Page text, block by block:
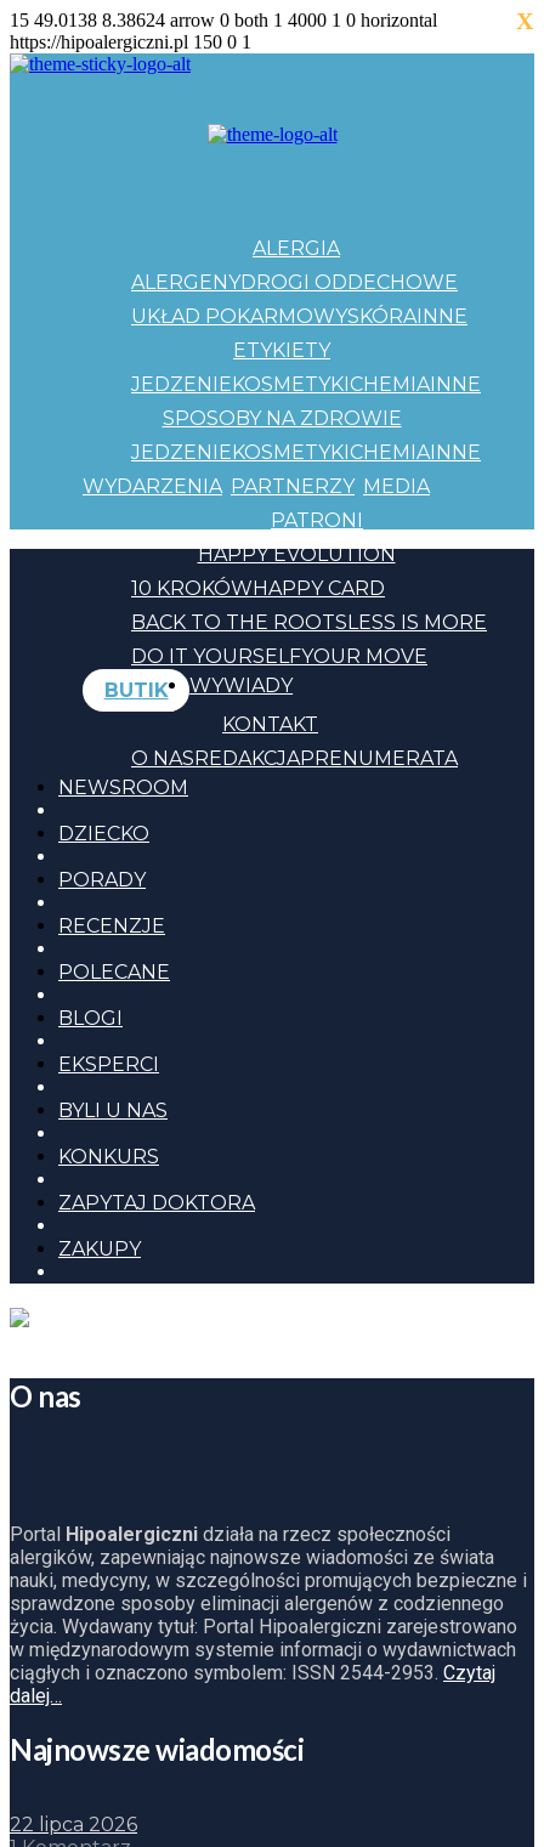
15 49.0138 8.38624 arrow 0 both 1 4000 1 0 horizontal
https://hipoalergiczni.pl 150 0 1
ALERGIA
ALERGENYDROGI ODDECHOWE
UKŁAD POKARMOWYSKÓRAINNE
ETYKIETY
JEDZENIEKOSMETYKICHEMIAINNE
SPOSOBY NA ZDROWIE
JEDZENIEKOSMETYKICHEMIAINNE
WYDARZENIA PARTNERZY
PATRONI
MEDIA
HAPPY EVOLUTION
10 KROKÓWHAPPY CARD
BACK TO THE ROOTSLESS IS MORE
DO IT YOURSELFYOUR MOVE
BUTIK
KONTAKT
O NASREDAKCJAPRENUMERATA
WYWIADY
NEWSROOM
DZIECKO
PORADY
RECENZJE
POLECANE
BLOGI
EKSPERCI
BYLI U NAS
KONKURS
ZAPYTAJ DOKTORA
ZAKUPY
O nas
Portal Hipoalergiczni działa na rzecz społeczności
alergików, zapewniając najnowsze wiadomości ze świata
nauki, medycyny, w szczególności promujących bezpieczne i
sprawdzone sposoby eliminacji alergenów z codziennego
życia. Wydawany tytuł: Portal Hipoalergiczni zarejestrowano
w międzynarodowym systemie informacji o wydawnictwach
ciągłych i oznaczono symbolem: ISSN 2544-2953. Czytaj
dalej…
Najnowsze wiadomości
22 lipca 2026
X